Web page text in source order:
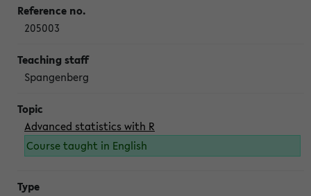
205003
Spangenberg
Advanced statistics with R
Course taught in English